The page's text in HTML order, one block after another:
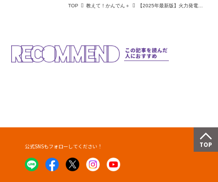
TOP 教えて！かんでん＋ 【2025年最新版】火力発電の燃料別発電量を円グラフで分かりやすく解説！日本の電源構成比も徹底比較
この記事を読んだ
人におすすめ
公式SNSもフォローしてください！